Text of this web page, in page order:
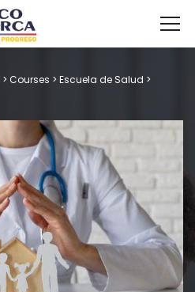
> Courses > Escuela de Salud >